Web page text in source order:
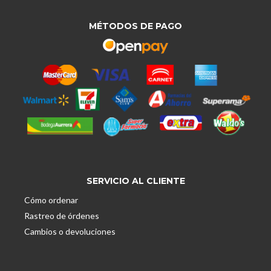
MÉTODOS DE PAGO
SERVICIO AL CLIENTE
Cómo ordenar
Rastreo de órdenes
Cambios o devoluciones